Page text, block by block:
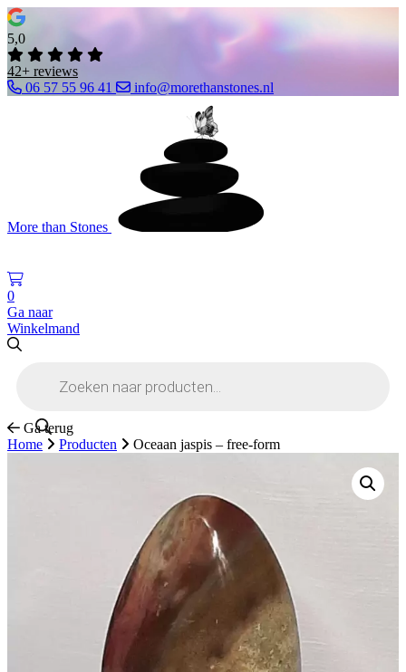
5,0
42+ reviews
06 57 55 96 41
info@morethanstones.nl
More than Stones
0
Ga naar
Winkelmand
Ga terug
Home
Producten Oceaan jaspis – free-form